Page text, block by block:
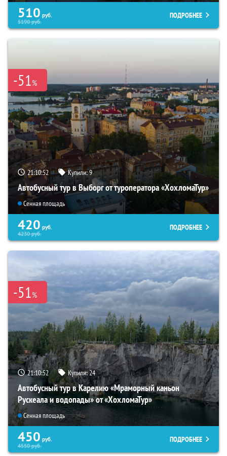
510 руб.
5190руб.
ПОДРОБНЕЕ
-51%
21:10:51 Купили:9
Автобусный тур в Выборг от туроператора «ХохломаТур»
Сенная площадь
420 руб.
4230руб.
ПОДРОБНЕЕ
-51%
21:10:51 Купили:24
Автобусный тур в Карелию «Мраморный каньон
Рускеала и водопады» от «ХохломаТур»
Сенная площадь
450 руб.
4550руб.
ПОДРОБНЕЕ